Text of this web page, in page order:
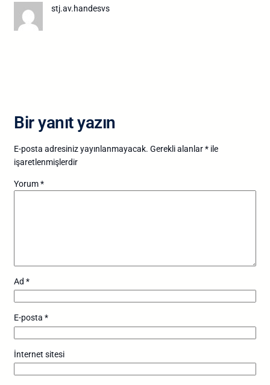
stj.av.handesvs
Bir yanıt yazın
E-posta adresiniz yayınlanmayacak. Gerekli alanlar* ile
işaretlenmişlerdir
Yorum*
Ad *
E-posta *
İnternet sitesi